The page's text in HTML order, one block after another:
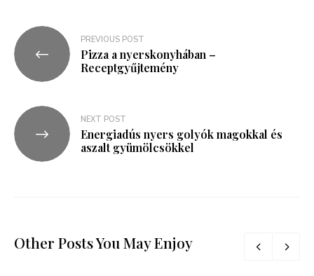
PREVIOUS POST
Pizza a nyerskonyhában –
Receptgyűjtemény
NEXT POST
Energiadús nyers golyók magokkal és
aszalt gyümölcsökkel
Other Posts You May Enjoy